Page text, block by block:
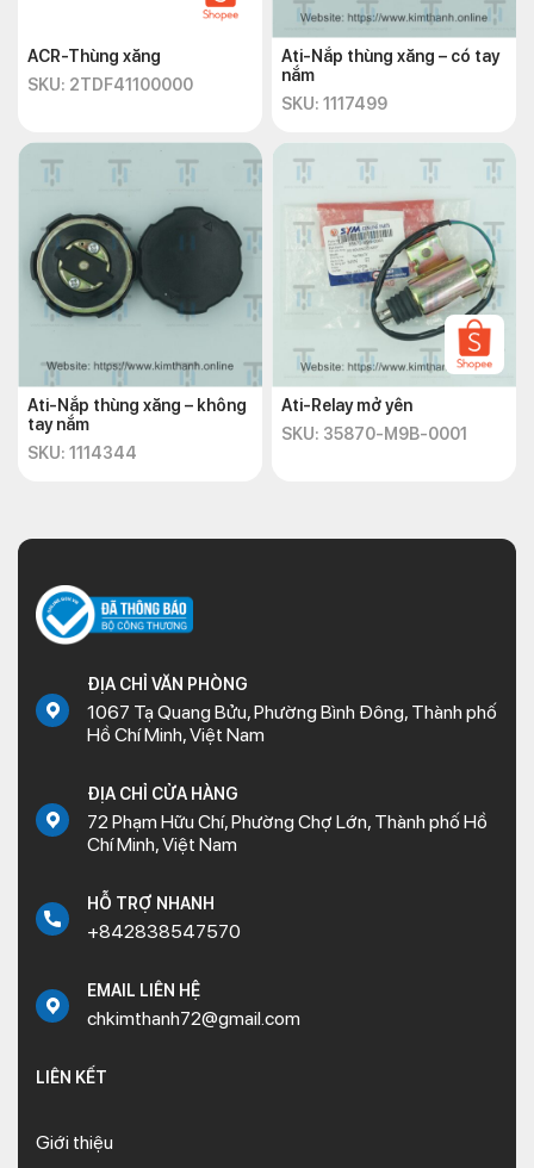
ACR-Thùng xăng
SKU: 2TDF41100000
Ati-Nắp thùng xăng – có tay
nắm
SKU: 1117499
Ati-Nắp thùng xăng – không
tay nắm
SKU: 1114344
Ati-Relay mở yên
SKU: 35870-M9B-0001
ĐỊA CHỈ VĂN PHÒNG
1067 Tạ Quang Bửu, Phường Bình Đông, Thành phố
Hồ Chí Minh, Việt Nam
ĐỊA CHỈ CỬA HÀNG
72 Phạm Hữu Chí, Phường Chợ Lớn, Thành phố Hồ
Chí Minh, Việt Nam
HỖ TRỢ NHANH
+842838547570
EMAIL LIÊN HỆ
chkimthanh72@gmail.com
LIÊN KẾT
Giới thiệu